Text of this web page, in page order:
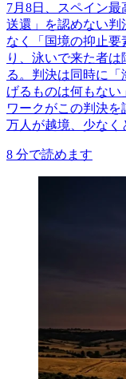
7月8日、スペイン
送還」を認めない判
なく「国境の抑止
り、泳いで来た者
る。判決は同時に
げるものは何もない
ワークがこの判決
万人が越境、少なく
8 分で読めます